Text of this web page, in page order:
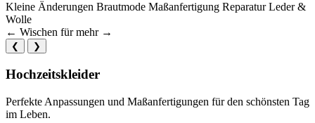
Kleine Änderungen Brautmode Maßanfertigung Reparatur Leder &
Wolle
← Wischen für mehr →
❮ ❯
Hochzeitskleider
Perfekte Anpassungen und Maßanfertigungen für den schönsten Tag
im Leben.